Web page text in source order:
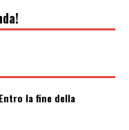
la fine della